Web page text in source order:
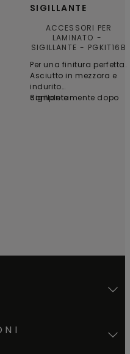
SIGILLANTE
ACCESSORI PER
LAMINATO
SIGILLANTE
PGKIT16B
Per una finitura perfetta.
Asciutto in mezzora e
indurito
completamente dopo
Sigillante